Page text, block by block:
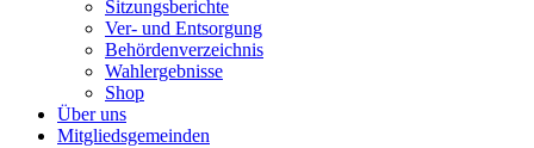
Sitzungsberichte
Ver- und Entsorgung
Behördenverzeichnis
Wahlergebnisse
Shop
Über uns
Mitgliedsgemeinden